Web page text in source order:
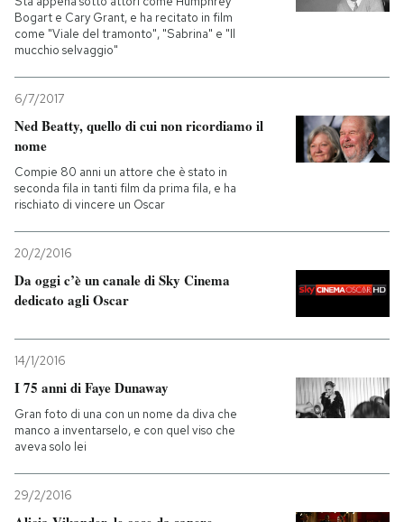
Bogart e Cary Grant, e ha recitato in film
come "Viale del tramonto", "Sabrina" e "Il
mucchio selvaggio"
6/7/2017
Ned Beatty, quello di cui non ricordiamo il
nome
Compie 80 anni un attore che è stato in
seconda fila in tanti film da prima fila, e ha
rischiato di vincere un Oscar
20/2/2016
Da oggi c’è un canale di Sky Cinema
dedicato agli Oscar
14/1/2016
I 75 anni di Faye Dunaway
Gran foto di una con un nome da diva che
manco a inventarselo, e con quel viso che
aveva solo lei
29/2/2016